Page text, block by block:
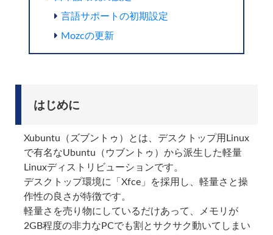
言語サポートの初期設定
Mozcの更新
はじめに
Xubuntu（ズブントゥ）とは、デスクトップ用Linux
で有名なUbuntu（ウブントゥ）から派生した軽量
Linuxディストリビューションです。
デスクトップ環境に「Xfce」を採用し、軽量さと操
作性の良さが特徴です。
軽量さを売り物にしているだけあって、メモリが
2GB程度の非力なPCでも割とサクサク動いてしまい